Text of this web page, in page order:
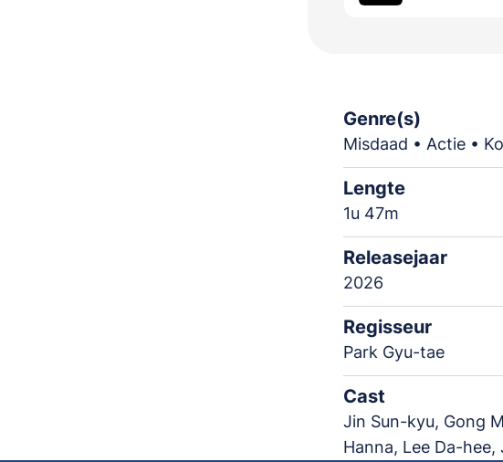
Genre(s)
Misdaad • Actie •
Lengte
1u 47m
Releasejaar
2026
Regisseur
Park Gyu-tae
Cast
Jin Sun-kyu, Gong
Hanna, Lee Da-